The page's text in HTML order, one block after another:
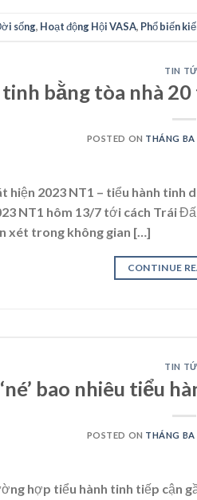
sống, Hoạt động Hội VASA, Phổ biến
TIN
bằng tòa nhà 20
POSTED ON THÁNG BA
hiện 2023 NT1 – tiểu hành tinh
NT1 hôm 13/7 tới cách Trái
xét trong không gian […]
CONTINUE
TIN
bao nhiêu tiểu
POSTED ON THÁNG BA
hợp tiểu hành tinh tiếp cận